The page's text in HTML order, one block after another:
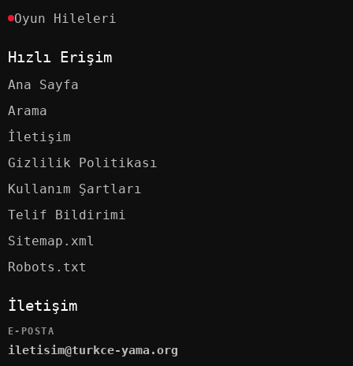
Oyun Hileleri
Hızlı Erişim
Ana Sayfa
Arama
İletişim
Gizlilik Politikası
Kullanım Şartları
Telif Bildirimi
Sitemap.xml
Robots.txt
İletişim
E-POSTA
iletisim@turkce-yama.org